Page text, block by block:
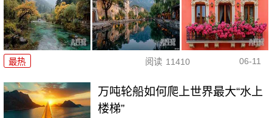
最热 阅读 11410 06-11
万吨轮船如何爬上世界最大“水上
楼梯”